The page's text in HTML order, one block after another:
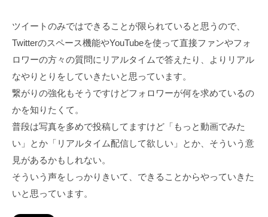
ツイートのみではできることが限られていると思うので、
Twitterのスペース機能やYouTubeを使って直接ファンやフォ
ロワーの方々の質問にリアルタイムで答えたり、よりリアル
なやりとりをしていきたいと思っています。
繋がりの強化もそうですけどフォロワーが何を求めているの
かを知りたくて。
普段は写真を多めで投稿してますけど「もっと動画でみた
い」とか「リアルタイム配信して欲しい」とか、そういう意
見があるかもしれない。
そういう声をしっかりきいて、できることからやっていきた
いと思っています。